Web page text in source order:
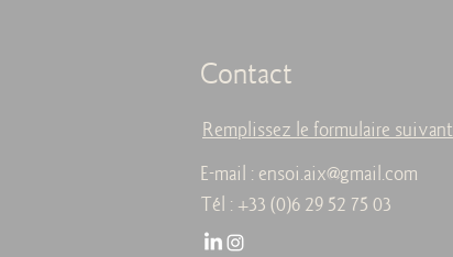
Contact
E-mail : ensoi.aix@gmail.com
Tél : +33 (0)6 29 52 75 03
Remplissez le formulaire suivant